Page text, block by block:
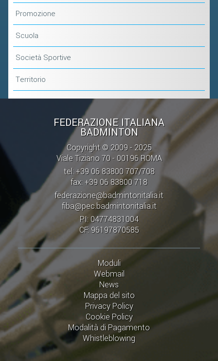
Promozione
Scuola
Società Sportive
Territorio
FEDERAZIONE ITALIANA
BADMINTON
Copyright © 2009 - 2025
Viale Tiziano 70 - 00196 ROMA
tel: +39 06 83800 707/708
fax: +39 06 83800 718
federazione@badmintonitalia.it
fiba@pec.badmintonitalia.it
PI: 04774831004
CF: 96197870585
Moduli
Webmail
News
Mappa del sito
Privacy Policy
Cookie Policy
Modalità di Pagamento
Whistleblowing